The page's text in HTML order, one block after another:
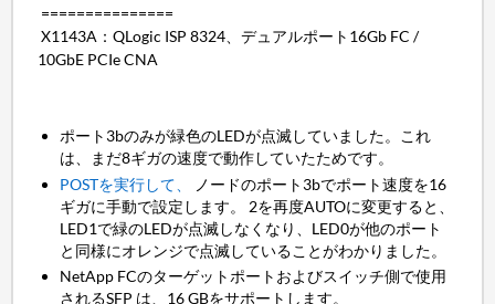
===============
X1143A：QLogic ISP 8324、デュアルポート16Gb FC /
10GbE PCIe CNA
ポート3bのみが緑色のLEDが点滅していました。これ
は、まだ8ギガの速度で動作していたためです。
POSTを実行して、
ノードのポート3bでポート速度を16
ギガに手動で設定します。 2を再度AUTOに変更すると、
LED1で緑のLEDが点滅しなくなり、LED0が他のポート
と同様にオレンジで点滅していることがわかりました。
NetApp FCのターゲットポートおよびスイッチ側で使用
されるSFP は、16 GBをサポートします。